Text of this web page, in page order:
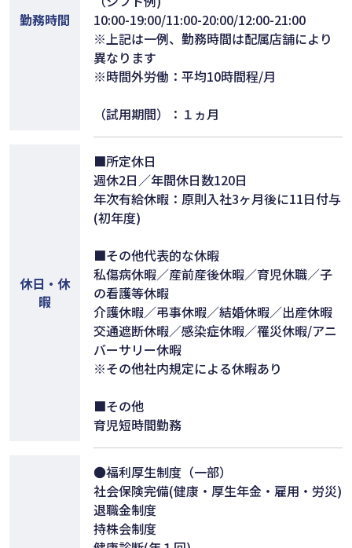
勤務時間
10:00-19:00/11:00-20:00/12:00-21:00
※上記は一例、勤務時間は配属店舗により
異なります
※時間外労働：平均10時間程/月
（試用期間）：１ヵ月
休日・休
暇
■所定休日
週休2日／年間休日数120日
年次有給休暇：原則入社3ヶ月後に11日付与
(初年度)
■その他代表的な休暇
私傷病休暇／産前産後休暇／育児休職／子
の看護等休暇
介護休暇／弔事休暇／結婚休暇／出産休暇
交通遮断休暇／感染症休暇／罹災休暇/アニ
バーサリー休暇
※その他社内規定による休暇あり
■その他
育児短時間勤務
●福利厚生制度（一部）
社会保険完備(健康・厚生年金・雇用・労災)
退職金制度
持株会制度